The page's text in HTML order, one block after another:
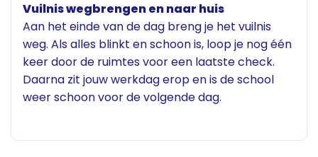
Vuilnis wegbrengen en naar huis
Aan het einde van de dag breng je het vuilnis
weg. Als alles blinkt en schoon is, loop je nog één
keer door de ruimtes voor een laatste check.
Daarna zit jouw werkdag erop en is de school
weer schoon voor de volgende dag.